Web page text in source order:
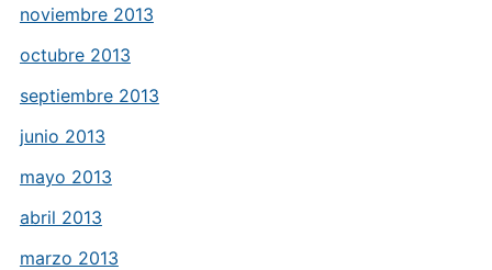
noviembre 2013
octubre 2013
septiembre 2013
junio 2013
mayo 2013
abril 2013
marzo 2013